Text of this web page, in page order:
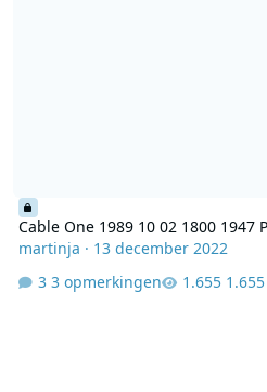
Cable One 1989 10 02 1800 1947
martinja · 13 december 2022
3 opmerkingen